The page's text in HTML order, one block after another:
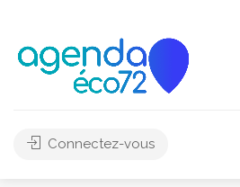
Connectez-vous